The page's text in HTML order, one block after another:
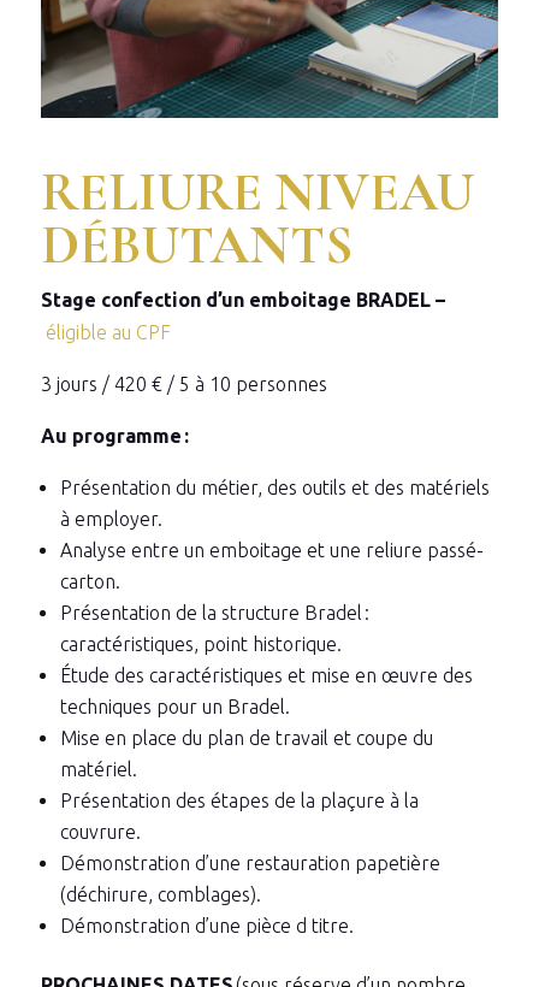
RELIURE NIVEAU
DÉBUTANTS
Stage confection d’un emboitage BRADEL –
éligible au CPF
3 jours / 420 € / 5 à 10 personnes
Au programme :
Présentation du métier, des outils et des matériels
à employer.
Analyse entre un emboitage et une reliure passé-
carton.
Présentation de la structure Bradel :
caractéristiques, point historique.
Étude des caractéristiques et mise en œuvre des
techniques pour un Bradel.
Mise en place du plan de travail et coupe du
matériel.
Présentation des étapes de la plaçure à la
couvrure.
Démonstration d’une restauration papetière
(déchirure, comblages).
Démonstration d’une pièce d titre.